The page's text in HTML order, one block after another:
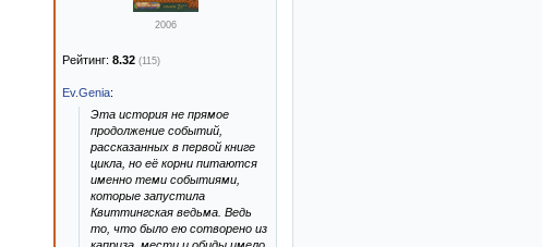
2006
Рейтинг: 8.32 (115)
Ev.Genia:
Эта история не прямое
продолжение событий,
рассказанных в первой книге
цикла, но её корни питаются
именно теми событиями,
которые запустила
Квиттингская ведьма. Ведь
то, что было ею сотворено из